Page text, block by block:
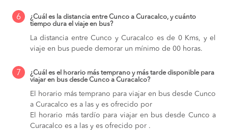
6
¿Cuál es la distancia entre Cunco a Curacalco, y cuánto
tiempo dura el viaje en bus?
La distancia entre Cunco y Curacalco es de 0 Kms, y el
viaje en bus puede demorar un mínimo de 00 horas.
7
¿Cuál es el horario más temprano y más tarde disponible para
viajar en bus desde Cunco a Curacalco?
El horario más temprano para viajar en bus desde Cunco
a Curacalco es a las y es ofrecido por
El horario más tardío para viajar en bus desde Cunco a
Curacalco es a las y es ofrecido por .